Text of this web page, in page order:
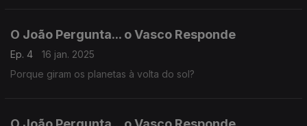
O João Pergunta... o Vasco Responde
Ep. 4
16 jan. 2025
Porque giram os planetas à volta do sol?